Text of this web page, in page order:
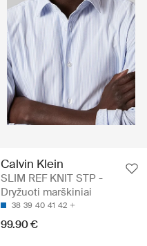
Calvin Klein
SLIM REF KNIT STP -
Dryžuoti marškiniai
38 39 40 41 42
99.90 €